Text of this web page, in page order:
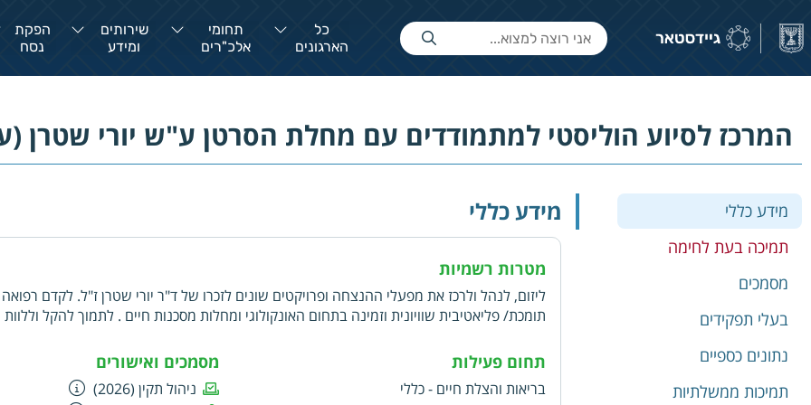
כל
הארגונים
תחומי
אלכ"רים
שירותים
ומידע
הפקת
נסח
המרכז לסיוע הוליסטי למתמודדים עם מחלת הסרטן ע"ש יורי שטרן
מידע כללי
תמיכה בעת לחימה
מסמכים
בעלי תפקידים
נתונים כספיים
תמיכות ממשלתיות
מידע כללי
מטרות רשמיות
ליזום, לנהל ולרכז את מפעלי ההנצחה ופרויקטים שונים לזכרו של ד"ר יורי שטרן ז"ל. לקדם
תומכת/ פליאטיבית שוויונית וזמינה בתחום האונקולוגי ומחלות מסכנות חיים . לתמוך להקל
איכות החיים היומיומית, לנהל לרכז ולפתח את המרכז לסיוע הוליסטי לאנשים המתמודדים עם
משפחותיהם
תחום פעילות
בריאות והצלת חיים - כללי
מסמכים ואישורים
ניהול תקין (2026)